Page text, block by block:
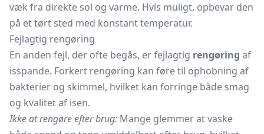
væk fra direkte sol og varme. Hvis muligt, opbevar den
på et tørt sted med konstant temperatur.
Fejlagtig rengøring
En anden fejl, der ofte begås, er fejlagtig rengøring af
isspande. Forkert rengøring kan føre til ophobning af
bakterier og skimmel, hvilket kan forringe både smag
og kvalitet af isen.
Ikke at rengøre efter brug: Mange glemmer at vaske